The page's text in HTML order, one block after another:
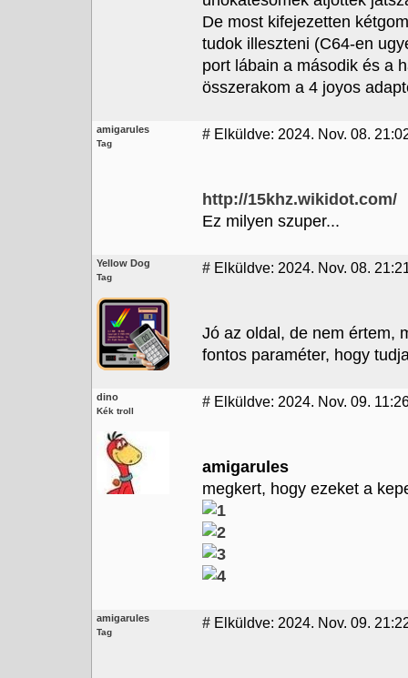
De most kifejezetten
tudok illeszteni (C64-en
port lábain a második és a
összerakom a 4 joyos
amigarules
Tag
# Elküldve: 2024. Nov. 08.
http://15khz.wikidot.com/
Ez milyen szuper...
Yellow Dog
Tag
# Elküldve: 2024. Nov. 08.
Jó az oldal, de nem értem,
fontos paraméter, hogy
dino
Kék troll
# Elküldve: 2024. Nov. 09.
amigarules
megkert, hogy ezeket a
amigarules
Tag
# Elküldve: 2024. Nov. 09.